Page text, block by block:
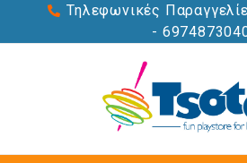
Τηλεφωνικές
-